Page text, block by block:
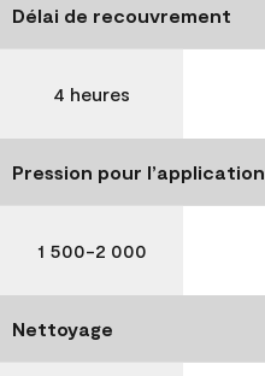
Délai de recouvrement
4 heures
Pression pour
1 500-2 000
Nettoyage